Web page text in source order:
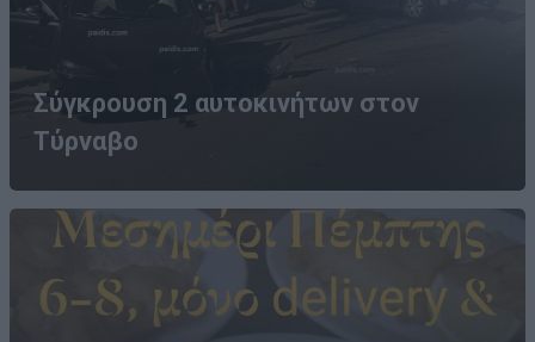
Σύγκρουση 2 αυτοκινήτων στον
Τύρναβο